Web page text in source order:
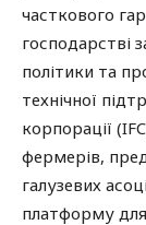
часткового
господарстві
політики та
технічної
корпорації
фермерів,
галузевих
платформу